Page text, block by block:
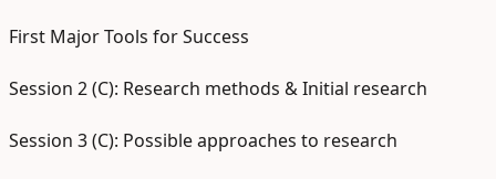
First Major Tools for Success
Session 2 (C): Research methods & Initial research
Session 3 (C): Possible approaches to research